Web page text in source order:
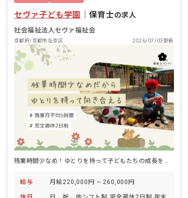
セヴァ子ども学園 保育士の求人
社会福祉法人セヴァ福祉会
京都府/京都市左京区 2026/07/03更新
残業時間少なめ！ゆとりを持って子どもたちの成長を応援しませんか？
給与 月給220,000円 ~ 260,000円